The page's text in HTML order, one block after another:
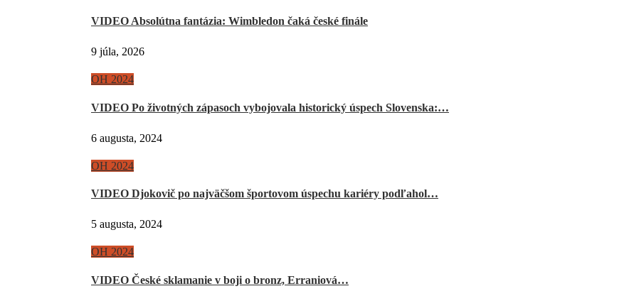
VIDEO Absolútna fantázia: Wimbledon čaká české finále
9 júla, 2026
OH 2024
VIDEO Po životných zápasoch vybojovala historický úspech Slovenska:…
6 augusta, 2024
OH 2024
VIDEO Djokovič po najväčšom športovom úspechu kariéry podľahol…
5 augusta, 2024
OH 2024
VIDEO České sklamanie v boji o bronz, Erraniová…